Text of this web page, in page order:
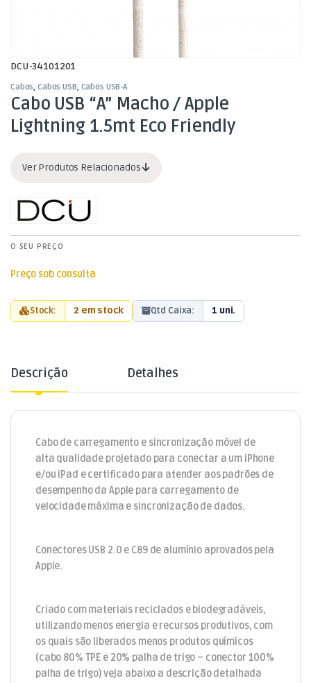
DCU-34101201
Cabos,Cabos USB, Cabos USB-A
Cabo USB “A” Macho / Apple
Lightning 1.5mt Eco Friendly
Ver Produtos Relacionados
O SEU PREÇO
Preço sob consulta
Stock: 2 em stock Qtd Caixa: 1 uni.
Descrição Detalhes
Cabo de carregamento e sincronização móvel de
alta qualidade projetado para conectar a um iPhone
e/ou iPad e certificado para atender aos padrões de
desempenho da Apple para carregamento de
velocidade máxima e sincronização de dados.
Conectores USB 2.0 e C89 de alumínio aprovados pela
Apple.
Criado com materiais reciclados e biodegradáveis,
utilizando menos energia e recursos produtivos, com
os quais são liberados menos produtos químicos
(cabo 80% TPE e 20% palha de trigo – conector 100%
palha de trigo) veja abaixo a descrição detalhada